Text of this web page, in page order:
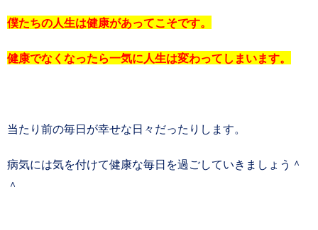
僕たちの人生は健康があってこそです。
健康でなくなったら一気に人生は変わってしまいます。
当たり前の毎日が幸せな日々だったりします。
病気には気を付けて健康な毎日を過ごしていきましょう＾
＾